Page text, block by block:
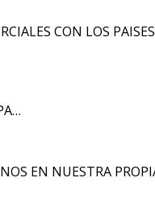
CON LOS
EN NUESTRA